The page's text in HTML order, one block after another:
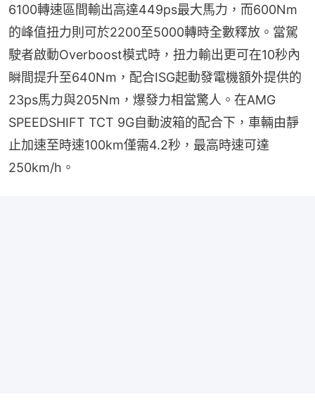
6100轉速區間輸出高達449ps最大馬力，而600Nm
的峰值扭力則可於2200至5000轉時全數釋放。當駕
駛者啟動Overboost模式時，扭力輸出更可在10秒內
瞬間提升至640Nm，配合ISG起動發電機額外提供的
23ps馬力與205Nm，爆發力相當驚人。在AMG
SPEEDSHIFT TCT 9G自動波箱的配合下，車輛由靜
止加速至時速100km僅需4.2秒，最高時速可達
250km/h。